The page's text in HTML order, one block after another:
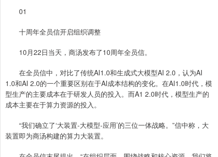
01
十周年全员信开启组织调整
10月22日当天，商汤发布了10周年全员信。
在全员信中，对比了传统AI1.0和生成式大模型AI 2.0，认为AI
1.0和AI 2.0的一个重要区别在于AI成本结构的变化。在AI1.0时代，模
型生产的主要成本在于研发人员的投入。而A1 2.0时代，模型生产的
成本主要在于算力资源的投入。
“我们确立了‘大装置-大模型-应用’的三位一体战略。”信中称，大
装置即为商汤构建的算力大装置。